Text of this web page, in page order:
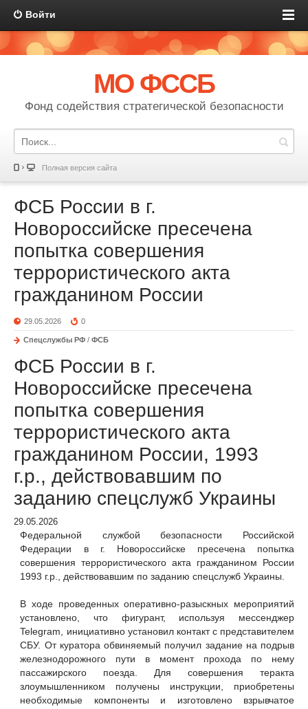
Войти
МО ФССБ
Фонд содействия стратегической безопасности
Полная версия сайта
ФСБ России в г.
Новороссийске пресечена
попытка совершения
террористического акта
гражданином России
29.05.2026 0
Спецслужбы РФ / ФСБ
ФСБ России в г.
Новороссийске пресечена
попытка совершения
террористического акта
гражданином России, 1993
г.р., действовавшим по
заданию спецслужб Украины
29.05.2026
Федеральной службой безопасности Российской
Федерации в г. Новороссийске пресечена попытка
совершения террористического акта гражданином России
1993 г.р., действовавшим по заданию спецслужб Украины.
В ходе проведенных оперативно-разыскных мероприятий
установлено, что фигурант, используя мессенджер
Telegram, инициативно установил контакт с представителем
СБУ. От куратора обвиняемый получил задание на подрыв
железнодорожного пути в момент прохода по нему
пассажирского поезда. Для совершения теракта
злоумышленником получены инструкции, приобретены
необходимые компоненты и изготовлено взрывчатое